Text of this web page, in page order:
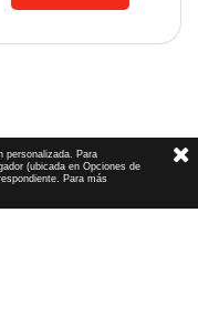
personalizada. Para
(ubicada en Opciones de
Para más